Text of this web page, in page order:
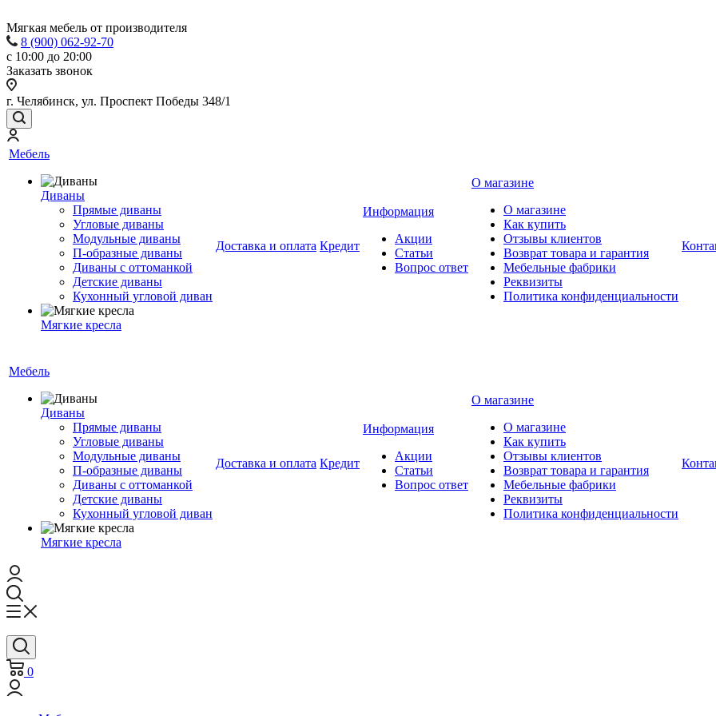
Мягкая мебель от производителя
8 (900) 062-92-70
с 10:00 до 20:00
Заказать звонок
г. Челябинск, ул. Проспект Победы 348/1
Мебель
Диваны
Прямые диваны
Угловые диваны
Модульные диваны
П-образные диваны
Диваны с оттоманкой
Детские диваны
Кухонный угловой диван
Мягкие кресла
Доставка и оплата Кредит
Информация
Акции
Статьи
Вопрос ответ
О магазине
О магазине
Как купить
Отзывы клиентов
Возврат товара и гарантия
Мебельные фабрики
Реквизиты
Политика конфиденциальности
Мебель
Диваны
Прямые диваны
Угловые диваны
Модульные диваны
П-образные диваны
Диваны с оттоманкой
Детские диваны
Кухонный угловой диван
Мягкие кресла
Доставка и оплата Кредит
Информация
Акции
Статьи
Вопрос ответ
О магазине
О магазине
Как купить
Отзывы клиентов
Возврат товара и гарантия
Мебельные фабрики
Реквизиты
Политика конфиденциальности
0